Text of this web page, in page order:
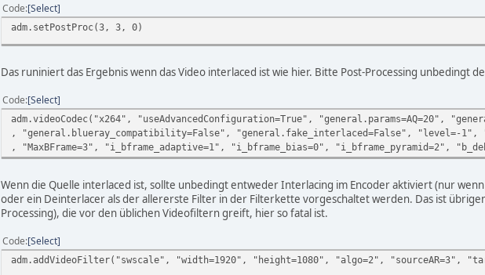
Code Select
adm.setPostProc(3, 3, 0)
Das runiniert das Ergebnis wenn das Video interlaced ist wie hier. Bitte Post-Processing unbedingt
Code Select
adm.videoCodec("x264", "useAdvancedConfiguration=True",
, "general.blueray_compatibility=False", "general.fake_interlaced=False", "level=-1",
, "MaxBFrame=3", "i_bframe_adaptive=1", "i_bframe_bias=0", "i_bframe_pyramid=2",
Wenn die Quelle interlaced ist, sollte unbedingt entweder Interlacing im Encoder aktiviert (nur
oder ein Deinterlacer als der allererste Filter in der Filterkette vorgeschaltet werden. Das ist
Processing), die vor den üblichen Videofiltern greift, hier so fatal ist.
Code Select
adm.addVideoFilter("swscale", "width=1920", "height=1080", "algo=2", "sourceAR=3",